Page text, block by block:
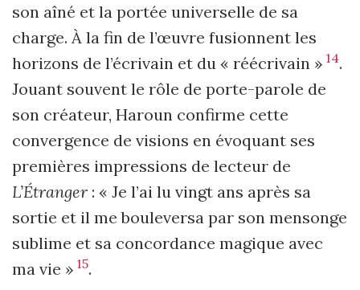
son aîné et la portée universelle de sa
charge. À la fin de l’œuvre fusionnent les
horizons de l’écrivain et du « réécrivain » 14.
Jouant souvent le rôle de porte-parole de
son créateur, Haroun confirme cette
convergence de visions en évoquant ses
premières impressions de lecteur de
L’Étranger : « Je l’ai lu vingt ans après sa
sortie et il me bouleversa par son mensonge
sublime et sa concordance magique avec
ma vie » 15.